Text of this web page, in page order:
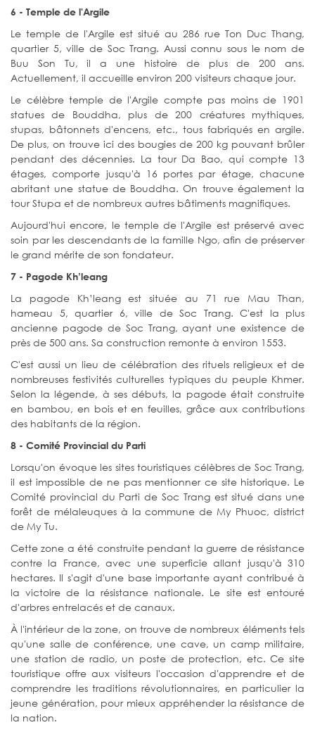
6 - Temple de l'Argile
Le temple de l'Argile est situé au 286 rue Ton Duc Thang,
quartier 5, ville de Soc Trang. Aussi connu sous le nom de
Buu Son Tu, il a une histoire de plus de 200 ans.
Actuellement, il accueille environ 200 visiteurs chaque jour.
Le célèbre temple de l'Argile compte pas moins de 1901
statues de Bouddha, plus de 200 créatures mythiques,
stupas, bâtonnets d'encens, etc., tous fabriqués en argile.
De plus, on trouve ici des bougies de 200 kg pouvant brûler
pendant des décennies. La tour Da Bao, qui compte 13
étages, comporte jusqu'à 16 portes par étage, chacune
abritant une statue de Bouddha. On trouve également la
tour Stupa et de nombreux autres bâtiments magnifiques.
Aujourd'hui encore, le temple de l'Argile est préservé avec
soin par les descendants de la famille Ngo, afin de préserver
le grand mérite de son fondateur.
7 - Pagode Kh’leang
La pagode Kh’leang est située au 71 rue Mau Than,
hameau 5, quartier 6, ville de Soc Trang. C'est la plus
ancienne pagode de Soc Trang, ayant une existence de
près de 500 ans. Sa construction remonte à environ 1553.
C'est aussi un lieu de célébration des rituels religieux et de
nombreuses festivités culturelles typiques du peuple Khmer.
Selon la légende, à ses débuts, la pagode était construite
en bambou, en bois et en feuilles, grâce aux contributions
des habitants de la région.
8 - Comité Provincial du Parti
Lorsqu'on évoque les sites touristiques célèbres de Soc Trang,
il est impossible de ne pas mentionner ce site historique. Le
Comité provincial du Parti de Soc Trang est situé dans une
forêt de mélaleuques à la commune de My Phuoc, district
de My Tu.
Cette zone a été construite pendant la guerre de résistance
contre la France, avec une superficie allant jusqu'à 310
hectares. Il s'agit d'une base importante ayant contribué à
la victoire de la résistance nationale. Le site est entouré
d'arbres entrelacés et de canaux.
À l'intérieur de la zone, on trouve de nombreux éléments tels
qu'une salle de conférence, une cave, un camp militaire,
une station de radio, un poste de protection, etc. Ce site
touristique offre aux visiteurs l'occasion d'apprendre et de
comprendre les traditions révolutionnaires, en particulier la
jeune génération, pour mieux appréhender la résistance de
la nation.